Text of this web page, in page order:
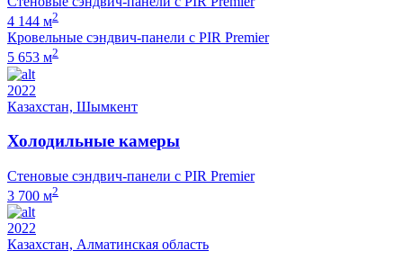
4 144 м2
Кровельные сэндвич-панели с PIR Premier
5 653 м2
2022
Казахстан, Шымкент
Холодильные камеры
Стеновые сэндвич-панели с PIR Premier
3 700 м2
2022
Казахстан, Алматинская область